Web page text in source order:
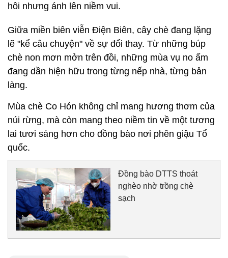
hôi nhưng ánh lên niềm vui.
Giữa miền biên viễn Điện Biên, cây chè đang lặng
lẽ "kể câu chuyện" về sự đổi thay. Từ những búp
chè non mơn mởn trên đồi, những mùa vụ no ấm
đang dần hiện hữu trong từng nếp nhà, từng bản
làng.
Mùa chè Co Hón không chỉ mang hương thơm của
núi rừng, mà còn mang theo niềm tin về một tương
lai tươi sáng hơn cho đồng bào nơi phên giậu Tổ
quốc.
Đồng bào DTTS thoát
nghèo nhờ trồng chè
sạch